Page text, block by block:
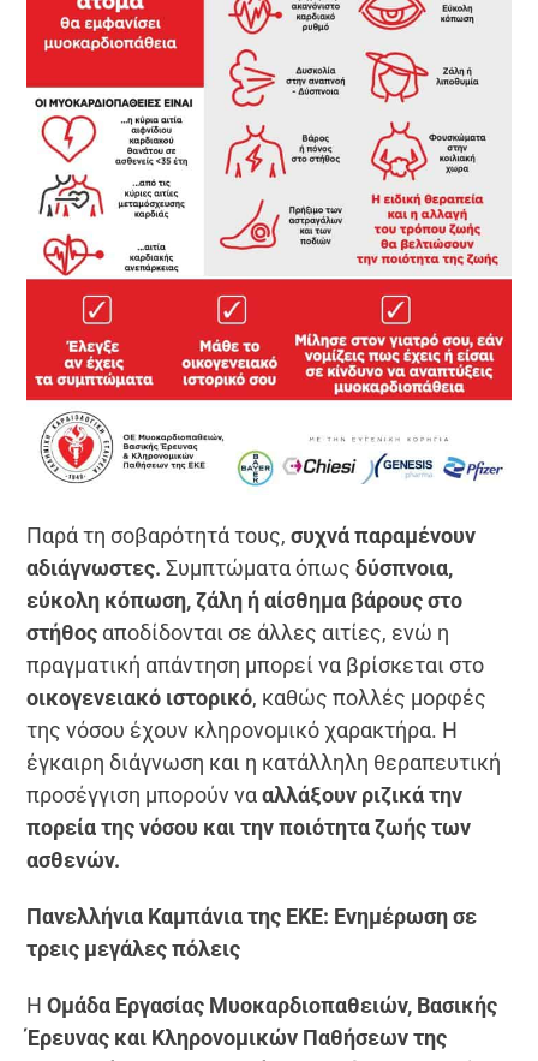
Παρά τη σοβαρότητά τους,συχνά παραμένουν
αδιάγνωστες. Συμπτώματα όπως δύσπνοια,
εύκολη κόπωση, ζάλη ή αίσθημα βάρους στο
στήθος αποδίδονται σε άλλες αιτίες, ενώ η
πραγματική απάντηση μπορεί να βρίσκεται στο
οικογενειακό ιστορικό, καθώς πολλές μορφές
της νόσου έχουν κληρονομικό χαρακτήρα. Η
έγκαιρη διάγνωση και η κατάλληλη θεραπευτική
προσέγγιση μπορούν νααλλάξουν ριζικά την
πορεία της νόσου και την ποιότητα ζωής των
ασθενών.
Πανελλήνια Καμπάνια της ΕΚΕ: Ενημέρωση σε
τρεις μεγάλες πόλεις
ΗΟμάδα Εργασίας Μυοκαρδιοπαθειών, Βασικής
Έρευνας και Κληρονομικών Παθήσεων της